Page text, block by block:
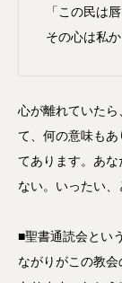
「この民は
その心は私
心が離れていた
て、何の意味も
てあります。あ
ない。いったい、
■聖書通読会とい
ながりがこの教